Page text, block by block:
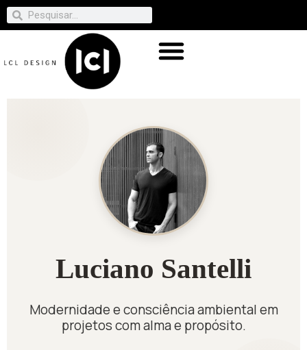
Luciano Santelli
Modernidade e consciência ambiental em
projetos com alma e propósito.